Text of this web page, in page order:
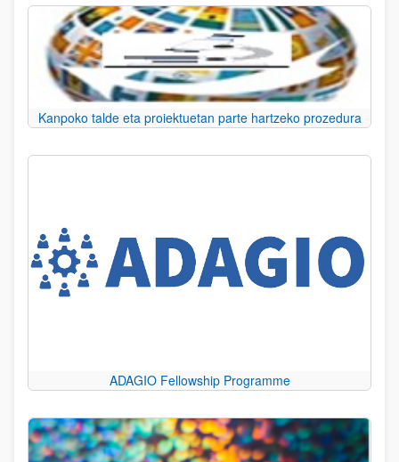
Kanpoko talde eta proiektuetan parte hartzeko prozedura
ADAGIO Fellowship Programme